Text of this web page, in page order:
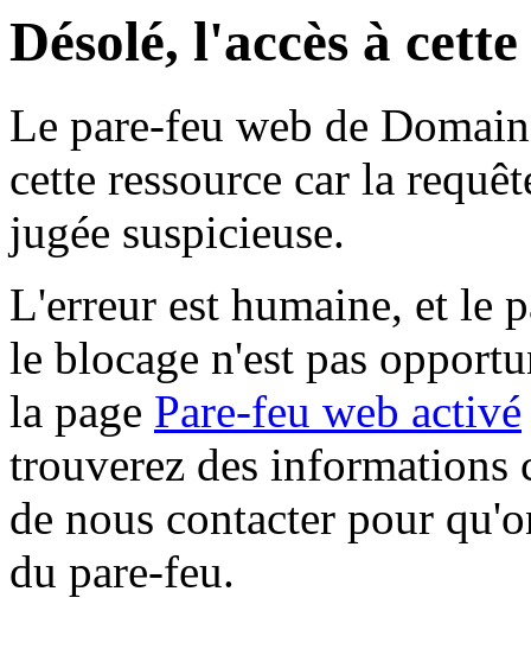
Désolé, l'accès à
Le pare-feu web de
cette ressource car la
jugée suspicieuse.
L'erreur est humaine, et le
le blocage n'est pas
la page Pare-feu web activé
trouverez des informations
de nous contacter pour
du pare-feu.